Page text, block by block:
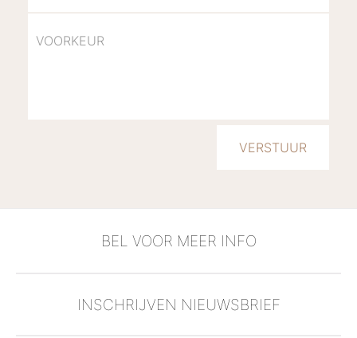
BEL VOOR MEER INFO
INSCHRIJVEN NIEUWSBRIEF